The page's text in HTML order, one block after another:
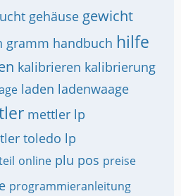
gehäuse gewicht
gramm handbuch hilfe
kalibrieren kalibrierung
laden ladenwaage
mettler lp
toledo lp
online plu pos preise
programmieranleitung